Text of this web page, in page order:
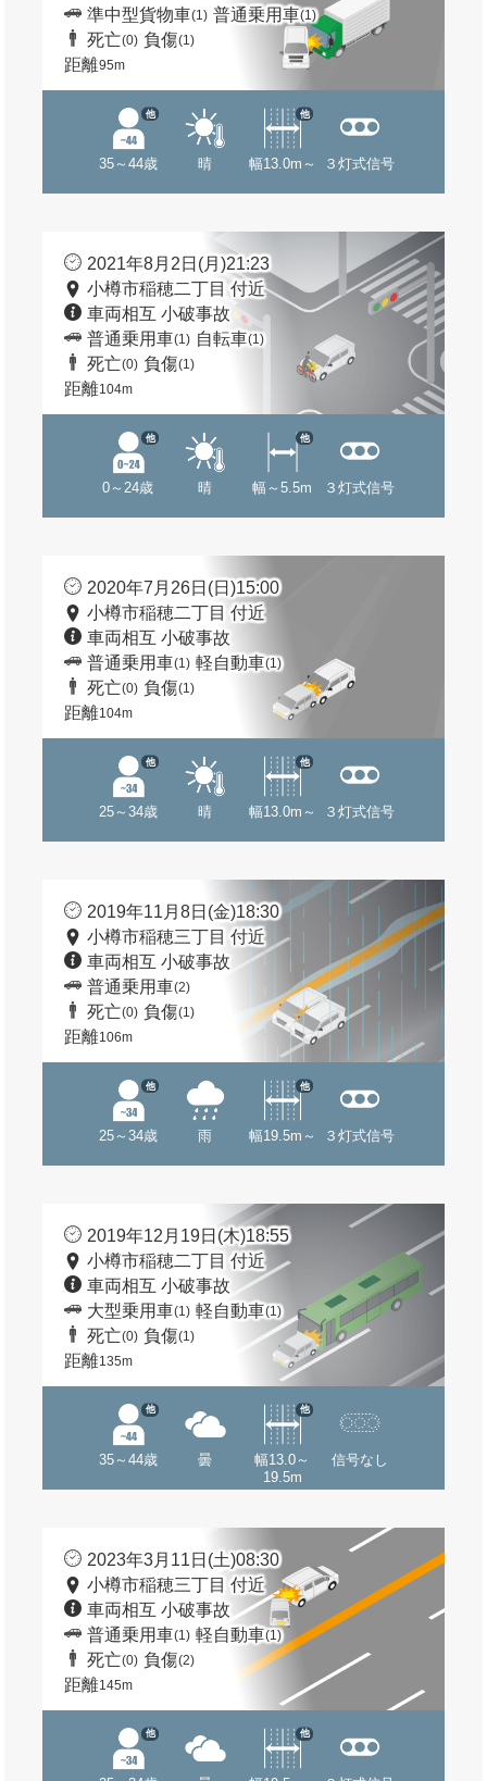
準中型貨物車(1) 普通乗用車(1)
死亡(0) 負傷(1)
距離95m
35～44歳
他
晴 幅13.0m～
他
３灯式信号
2021年8月2日(月)21:23
小樽市稲穂二丁目 付近
車両相互 小破事故
普通乗用車(1) 自転車(1)
死亡(0) 負傷(1)
距離104m
0～24歳
他
晴 幅～5.5m
他
３灯式信号
2020年7月26日(日)15:00
小樽市稲穂二丁目 付近
車両相互 小破事故
普通乗用車(1) 軽自動車(1)
死亡(0) 負傷(1)
距離104m
25～34歳
他
晴 幅13.0m～
他
３灯式信号
2019年11月8日(金)18:30
小樽市稲穂三丁目 付近
車両相互 小破事故
普通乗用車(2)
死亡(0) 負傷(1)
距離106m
25～34歳
他
雨 幅19.5m～
他
３灯式信号
2019年12月19日(木)18:55
小樽市稲穂二丁目 付近
車両相互 小破事故
大型乗用車(1) 軽自動車(1)
死亡(0) 負傷(1)
距離135m
35～44歳
他
曇
幅13.0～
19.5m
他
信号なし
2023年3月11日(土)08:30
小樽市稲穂三丁目 付近
車両相互 小破事故
普通乗用車(1) 軽自動車(1)
死亡(0) 負傷(2)
距離145m
他 他